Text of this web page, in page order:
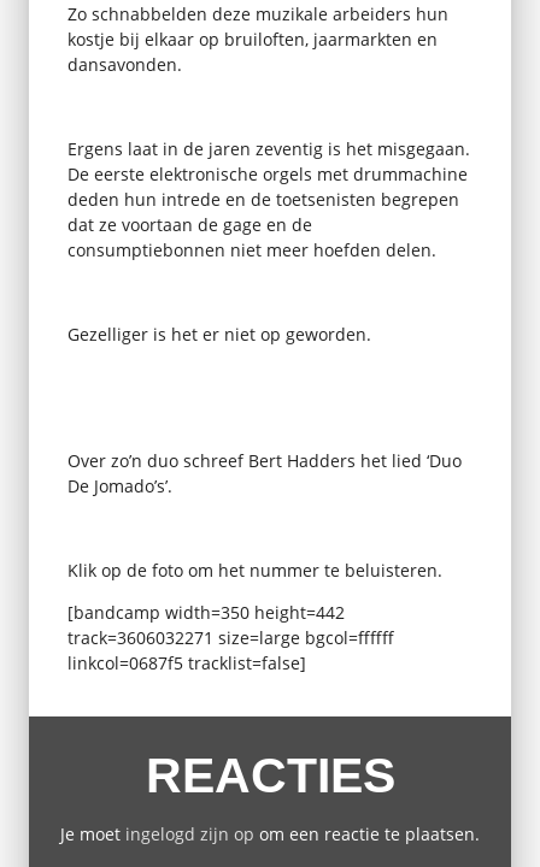
Zo schnabbelden deze muzikale arbeiders hun
kostje bij elkaar op bruiloften, jaarmarkten en
dansavonden.
Ergens laat in de jaren zeventig is het misgegaan.
De eerste elektronische orgels met drummachine
deden hun intrede en de toetsenisten begrepen
dat ze voortaan de gage en de
consumptiebonnen niet meer hoefden delen.
Gezelliger is het er niet op geworden.
Over zo’n duo schreef Bert Hadders het lied ‘Duo
De Jomado’s’.
Klik op de foto om het nummer te beluisteren.
[bandcamp width=350 height=442
track=3606032271 size=large bgcol=ffffff
linkcol=0687f5 tracklist=false]
REACTIES
Je moet ingelogd zijn op om een reactie te plaatsen.